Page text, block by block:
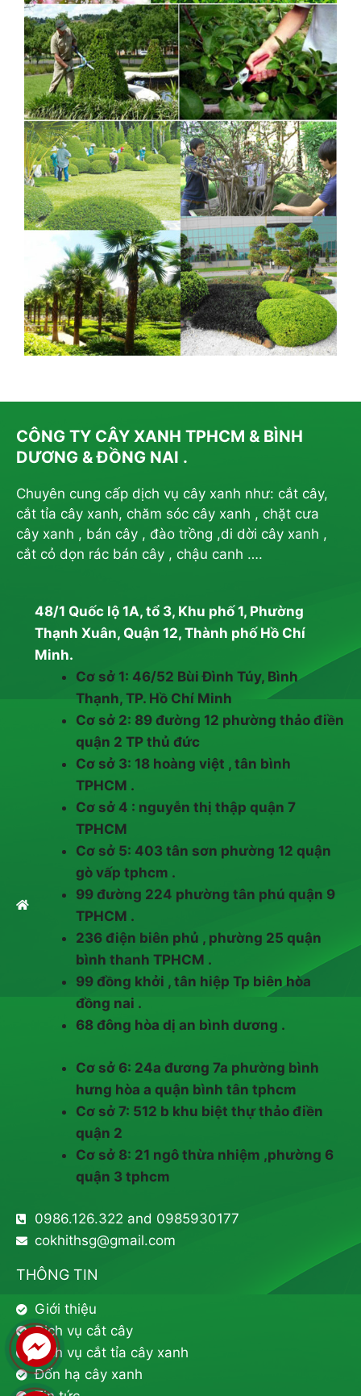
CÔNG TY CÂY XANH TPHCM & BÌNH
DƯƠNG & ĐỒNG NAI .
Chuyên cung cấp dịch vụ cây xanh như: cắt cây,
cắt tỉa cây xanh, chăm sóc cây xanh , chặt cưa
cây xanh , bán cây , đào trồng ,di dời cây xanh ,
cắt cỏ dọn rác bán cây , chậu canh ….
48/1 Quốc lộ 1A, tổ 3, Khu phố 1, Phường
Thạnh Xuân, Quận 12, Thành phố Hồ Chí
Minh.
Cơ sở 1: 46/52 Bùi Đình Túy, Bình
Thạnh, TP. Hồ Chí Minh
Cơ sở 2: 89 đường 12 phường thảo điền
quận 2 TP thủ đức
Cơ sở 3: 18 hoàng việt , tân bình
TPHCM .
Cơ sở 4 : nguyễn thị thập quận 7
TPHCM
Cơ sở 5: 403 tân sơn phường 12 quận
gò vấp tphcm .
99 đường 224 phường tân phú quận 9
TPHCM .
236 điện biên phủ , phường 25 quận
bình thanh TPHCM .
99 đồng khởi , tân hiệp Tp biên hòa
đồng nai .
68 đông hòa dị an bình dương .
Cơ sở 6: 24a đương 7a phường bình
hưng hòa a quận bình tân tphcm
Cơ sở 7: 512 b khu biệt thự thảo điền
quận 2
Cơ sở 8: 21 ngô thừa nhiệm ,phường 6
quận 3 tphcm
0986.126.322 and 0985930177
cokhithsg@gmail.com
THÔNG TIN
Giới thiệu
Dịch vụ cắt cây
Dịch vụ cắt tỉa cây xanh
Đốn hạ cây xanh